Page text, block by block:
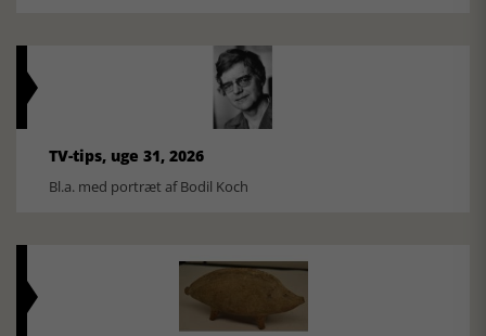
TV-tips, uge 31, 2026
Bl.a. med portræt af Bodil Koch